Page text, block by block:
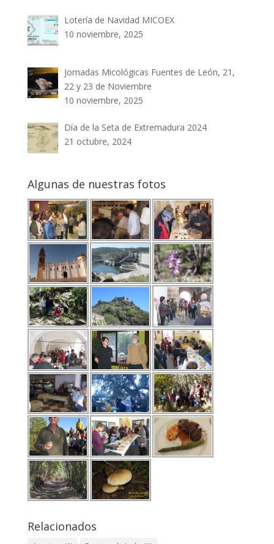
Lotería de Navidad MICOEX
10 noviembre, 2025
Jornadas Micológicas Fuentes de León, 21,
22 y 23 de Noviembre
10 noviembre, 2025
Día de la Seta de Extremadura 2024
21 octubre, 2024
Algunas de nuestras fotos
Relacionados